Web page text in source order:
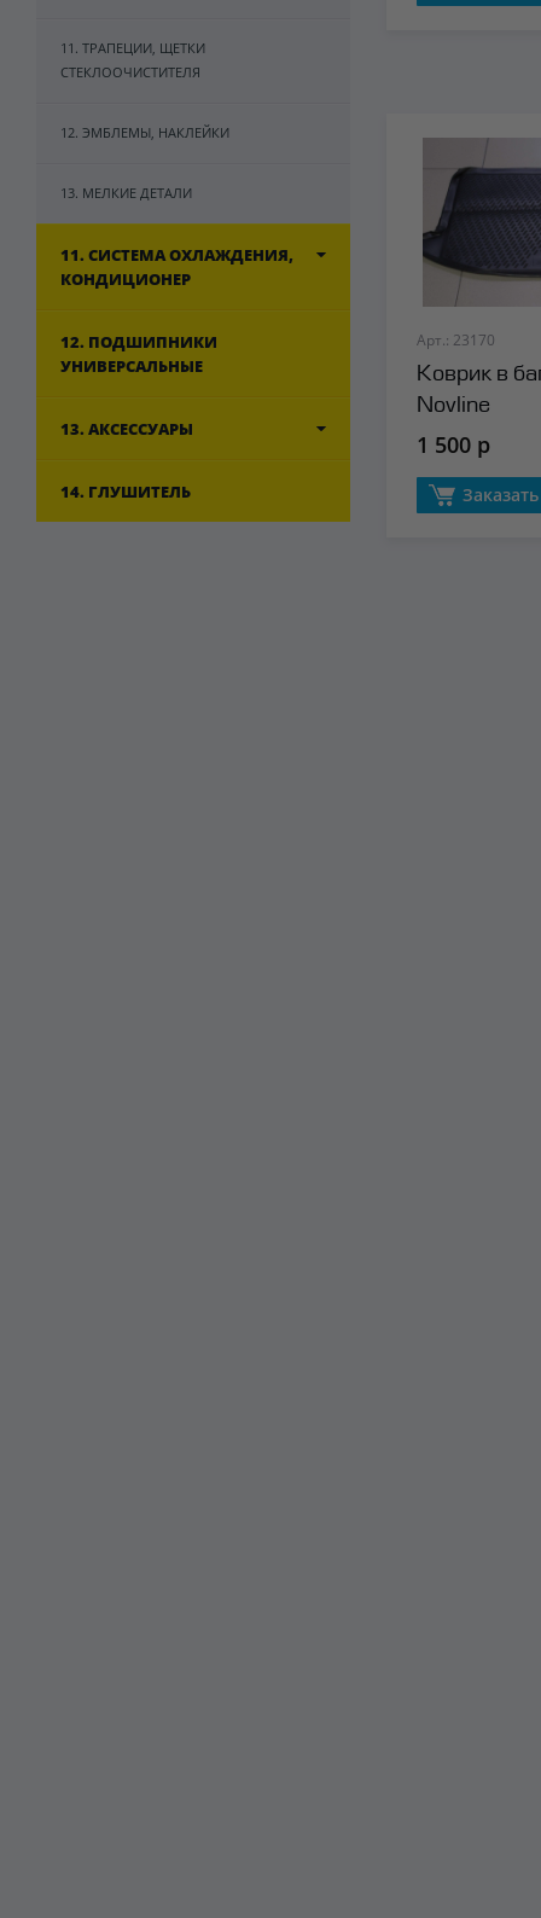
11. ТРАПЕЦИИ, ЩЕТКИ
СТЕКЛООЧИСТИТЕЛЯ
12. ЭМБЛЕМЫ, НАКЛЕЙКИ
13. МЕЛКИЕ ДЕТАЛИ
11. СИСТЕМА ОХЛАЖДЕНИЯ,
КОНДИЦИОНЕР
12. ПОДШИПНИКИ
УНИВЕРСАЛЬНЫЕ
13. АКСЕССУАРЫ
14. ГЛУШИТЕЛЬ
Арт.: 23170
Коврик в
Novline
1 500 р
Заказать